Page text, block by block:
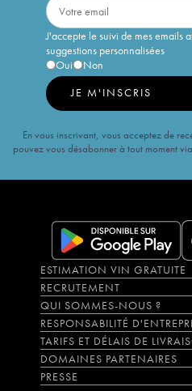
J'accepte le suivi de mes emails
suggestions personnalisées
Oui
Non
JE M'INSCRIS
En vous inscrivant, vous acceptez de
pouvez vous désabonner à tout moment
ESTIMATION VIN GRATUITE
RECRUTEMENT
QUI SOMMES-NOUS ?
RESPONSABILITÉ
TARIFS ET DÉLAIS DE
DOMAINES PARTENAIRES
PRESSE